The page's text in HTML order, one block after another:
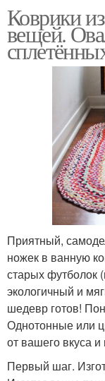
Коврики
вещей.
Приятный,
ножек в ванную
старых футболок
экологичный и
шедевр готов!
Однотонные или
от вашего вкуса и
Первый шаг.